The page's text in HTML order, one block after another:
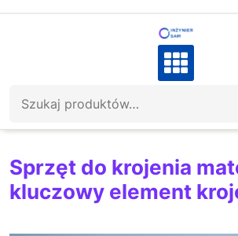
Sprzęt do krojenia
kluczowy element